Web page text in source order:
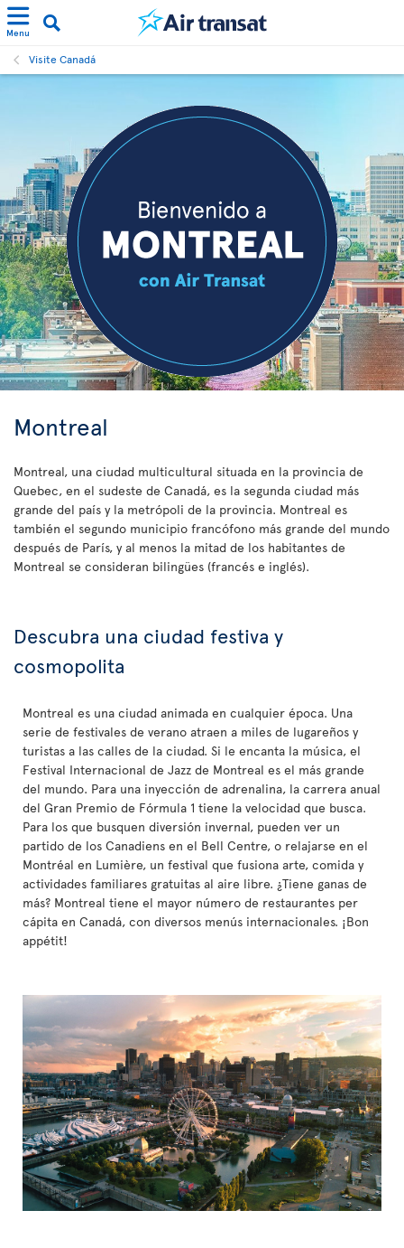
Menu
Visite Canadá
Montreal
Montreal, una ciudad multicultural situada en la provincia de
Quebec, en el sudeste de Canadá, es la segunda ciudad más
grande del país y la metrópoli de la provincia. Montreal es
también el segundo municipio francófono más grande del mundo
después de París, y al menos la mitad de los habitantes de
Montreal se consideran bilingües (francés e inglés).
Descubra una ciudad festiva y
cosmopolita
Montreal es una ciudad animada en cualquier época. Una
serie de festivales de verano atraen a miles de lugareños y
turistas a las calles de la ciudad. Si le encanta la música, el
Festival Internacional de Jazz de Montreal es el más grande
del mundo. Para una inyección de adrenalina, la carrera anual
del Gran Premio de Fórmula 1 tiene la velocidad que busca.
Para los que busquen diversión invernal, pueden ver un
partido de los Canadiens en el Bell Centre, o relajarse en el
Montréal en Lumière, un festival que fusiona arte, comida y
actividades familiares gratuitas al aire libre. ¿Tiene ganas de
más? Montreal tiene el mayor número de restaurantes per
cápita en Canadá, con diversos menús internacionales. ¡Bon
appétit!